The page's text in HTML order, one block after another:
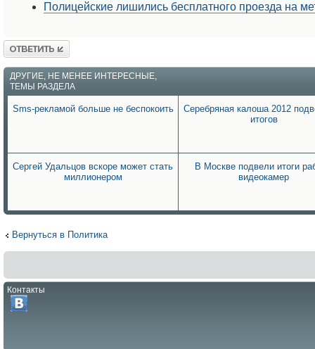
Полицейские лишились бесплатного проезда на
Ответить
ДРУГИЕ, НЕ МЕНЕЕ ИНТЕРЕСНЫЕ,
ТЕМЫ РАЗДЕЛА
Sms-рекламой больше не беспокоить
Серебряная калоша 2012
итогов
Сергей Удальцов вскоре может стать
миллионером
В Москве подвели итоги
видеокамер
Вернуться в Политика
Контакты